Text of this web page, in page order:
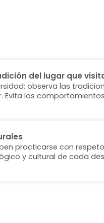
del lugar que
observa las
Evita los
practicarse con
y cultural de cada